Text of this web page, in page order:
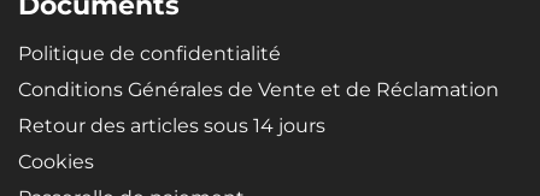
Politique de confidentialité
Conditions Générales de Vente et de Réclamation
Retour des articles sous 14 jours
Cookies